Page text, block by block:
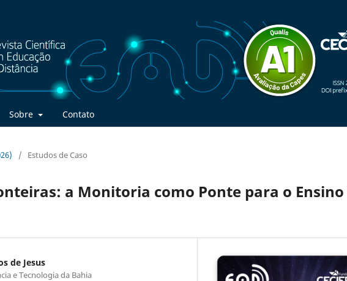
Sobre Contato
/ Estudos de Caso
a Monitoria como Ponte para o Ensino
de Jesus
e Tecnologia da Bahia